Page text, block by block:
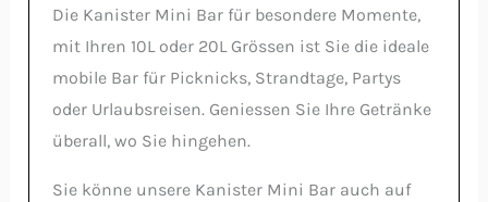
Die Kanister Mini Bar für besondere Momente,
mit Ihren 10L oder 20L Grössen ist Sie die ideale
mobile Bar für Picknicks, Strandtage, Partys
oder Urlaubsreisen. Geniessen Sie Ihre Getränke
überall, wo Sie hingehen.
Sie könne unsere Kanister Mini Bar auch auf